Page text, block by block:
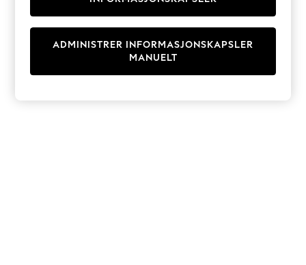
Sets & Outfits
T-Shirts
ADMINISTRER INFORMASJONSKAPSLER
MANUELT